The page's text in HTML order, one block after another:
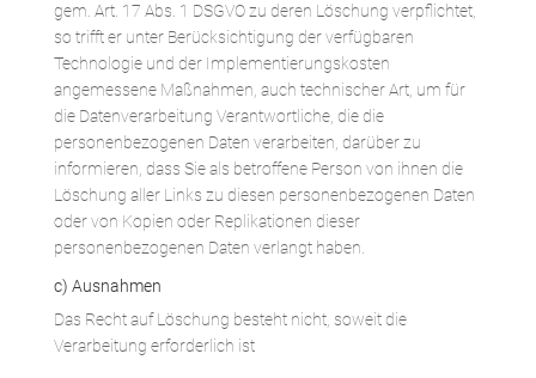
gem. Art. 17 Abs. 1 DSGVO zu deren Löschung verpflichtet,
so trifft er unter Berücksichtigung der verfügbaren
Technologie und der Implementierungskosten
angemessene Maßnahmen, auch technischer Art, um für
die Datenverarbeitung Verantwortliche, die die
personenbezogenen Daten verarbeiten, darüber zu
informieren, dass Sie als betroffene Person von ihnen die
Löschung aller Links zu diesen personenbezogenen Daten
oder von Kopien oder Replikationen dieser
personenbezogenen Daten verlangt haben.
c) Ausnahmen
Das Recht auf Löschung besteht nicht, soweit die
Verarbeitung erforderlich ist